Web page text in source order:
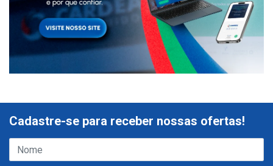
Cadastre-se para receber nossas ofertas!